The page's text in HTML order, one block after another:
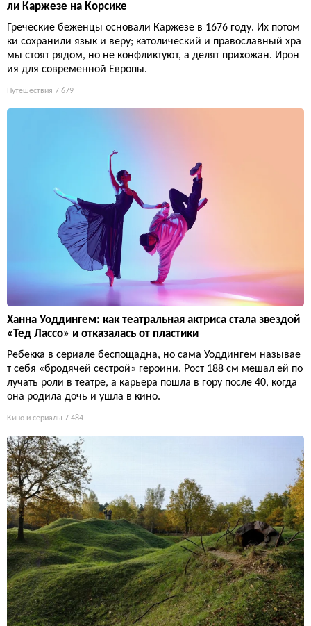
ли Каржезе на Корсике
Греческие беженцы основали Каржезе в 1676 году. Их потом
ки сохранили язык и веру; католический и православный хра
мы стоят рядом, но не конфликтуют, а делят прихожан. Ирон
ия для современной Европы.
Путешествия 7 679
Ханна Уоддингем: как театральная актриса стала звездой
«Тед Лассо» и отказалась от пластики
Ребекка в сериале беспощадна, но сама Уоддингем называе
т себя «бродячей сестрой» героини. Рост 188 см мешал ей по
лучать роли в театре, а карьера пошла в гору после 40, когда
она родила дочь и ушла в кино.
Кино и сериалы 7 484